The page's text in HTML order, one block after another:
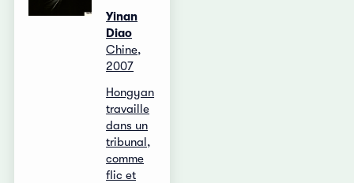
Yinan
Diao
Chine,
2007
Hongyan
travaille
dans un
tribunal,
comme
flic et